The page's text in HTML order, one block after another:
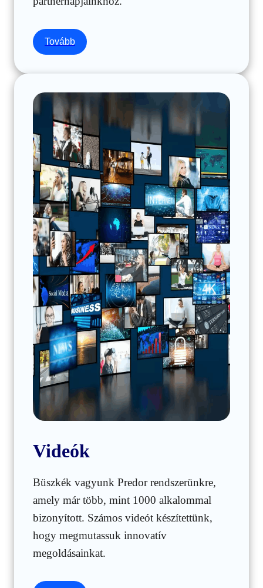
Tovább
Videók
Büszkék vagyunk Predor rendszerünkre,
amely már több, mint 1000 alkalommal
bizonyított. Számos videót készítettünk,
hogy megmutassuk innovatív
megoldásainkat.